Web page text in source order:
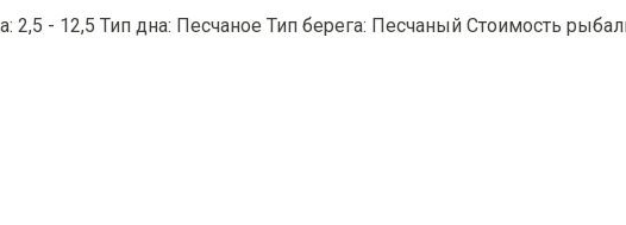
2,5 - 12,5 Тип дна: Песчаное Тип берега: Песчаный Стоимость